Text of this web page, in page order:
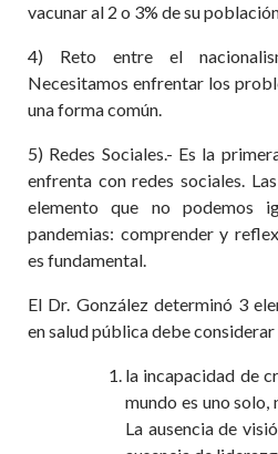
vacunar al 2 o 3% de su
4) Reto entre el
Necesitamos enfrentar los
una forma común.
5) Redes Sociales.- Es la
enfrenta con redes sociales.
elemento que no podemos
pandemias: comprender y
es fundamental.
El Dr. González determinó 3
en salud pública debe
la incapacidad de
mundo es uno solo,
La ausencia de